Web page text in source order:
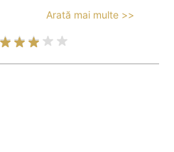
Arată mai multe >>